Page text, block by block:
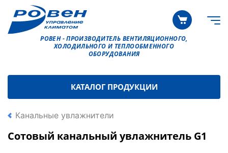
РОВЕН - ПРОИЗВОДИТЕЛЬ ВЕНТИЛЯЦИОННОГО,
ХОЛОДИЛЬНОГО И ТЕПЛООБМЕННОГО
ОБОРУДОВАНИЯ
КАТАЛОГ ПРОДУКЦИИ
Канальные увлажнители
Сотовый канальный увлажнитель G1